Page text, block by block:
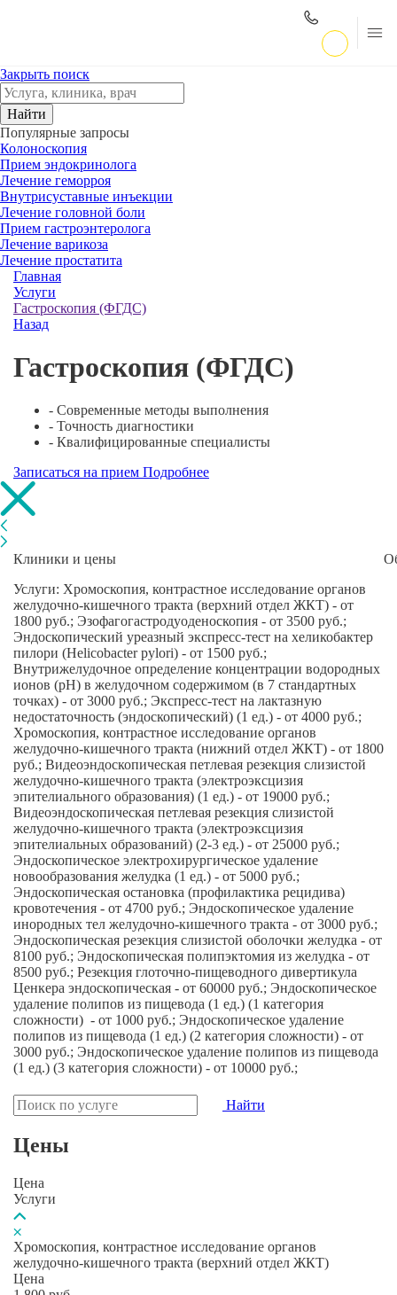
Закрыть поиск
Найти
Популярные запросы
Колоноскопия
Прием эндокринолога
Лечение геморроя
Внутрисуставные инъекции
Лечение головной боли
Прием гастроэнтеролога
Лечение варикоза
Лечение простатита
Главная
Услуги
Гастроскопия (ФГДС)
Назад
Гастроскопия (ФГДС)
- Современные методы выполнения
- Точность диагностики
- Квалифицированные специалисты
Записаться на прием Подробнее
Клиники и цены
Услуги: Хромоскопия, контрастное исследование органов
желудочно-кишечного тракта (верхний отдел ЖКТ) - от
1800 руб.; Эзофагогастродуоденоскопия - от 3500 руб.;
Эндоскопический уреазный экспресс-тест на хеликобактер
пилори (Helicobacter pylori) - от 1500 руб.;
Внутрижелудочное определение концентрации водородных
ионов (pH) в желудочном содержимом (в 7 стандартных
точках) - от 3000 руб.; Экспресс-тест на лактазную
недостаточность (эндоскопический) (1 ед.) - от 4000 руб.;
Хромоскопия, контрастное исследование органов
желудочно-кишечного тракта (нижний отдел ЖКТ) - от 1800
руб.; Видеоэндоскопическая петлевая резекция слизистой
желудочно-кишечного тракта (электроэксцизия
эпителиального образования) (1 ед.) - от 19000 руб.;
Видеоэндоскопическая петлевая резекция слизистой
желудочно-кишечного тракта (электроэксцизия
эпителиальных образований) (2-3 ед.) - от 25000 руб.;
Эндоскопическое электрохирургическое удаление
новообразования желудка (1 ед.) - от 5000 руб.;
Эндоскопическая остановка (профилактика рецидива)
кровотечения - от 4700 руб.; Эндоскопическое удаление
инородных тел желудочно-кишечного тракта - от 3000 руб.;
Эндоскопическая резекция слизистой оболочки желудка - от
8100 руб.; Эндоскопическая полипэктомия из желудка - от
8500 руб.; Резекция глоточно-пищеводного дивертикула
Ценкера эндоскопическая - от 60000 руб.; Эндоскопическое
удаление полипов из пищевода (1 ед.) (1 категория
сложности) - от 1000 руб.; Эндоскопическое удаление
полипов из пищевода (1 ед.) (2 категория сложности) - от
3000 руб.; Эндоскопическое удаление полипов из пищевода
(1 ед.) (3 категория сложности) - от 10000 руб.;
Найти
Цены
Цена
Услуги
Хромоскопия, контрастное исследование органов
желудочно-кишечного тракта (верхний отдел ЖКТ)
Цена